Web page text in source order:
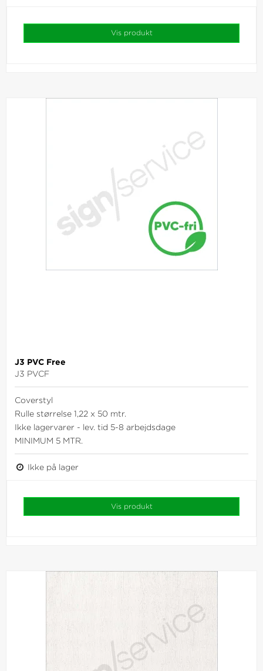
Vis produkt
J3 PVC Free
J3 PVCF
Coverstyl
Rulle størrelse 1,22 x 50 mtr.
Ikke lagervarer - lev. tid 5-8 arbejdsdage
MINIMUM 5 MTR.
Ikke på lager
Vis produkt